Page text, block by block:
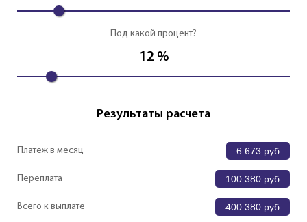
Под какой процент?
12 %
Результаты расчета
Платеж в месяц 6 673 руб
Переплата 100 380 руб
Всего к выплате 400 380 руб